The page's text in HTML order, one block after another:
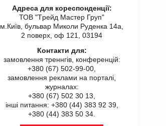
Адреса для кореспонденції:
ТОВ "Tрейд Мастер Груп"
м.Київ, бульвар Миколи Руденка 14а,
2 поверх, оф 121, 03194
Контакти для:
замовлення треннгів, конференцій:
+380 (67) 502-99-00,
замовлення реклами на порталі,
журналах:
+380 (67) 502 30 13,
інші питання: +380 (44) 383 92 39,
+380 (44) 383 50 34.